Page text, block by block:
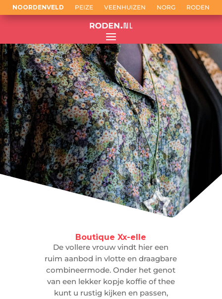
NOORDENVELD PEIZE VEENHUIZEN NORG RODEN
Boutique Xx-elle
De vollere vrouw vindt hier een
ruim aanbod in vlotte en draagbare
combineermode. Onder het genot
van een lekker kopje koffie of thee
kunt u rustig kijken en passen,